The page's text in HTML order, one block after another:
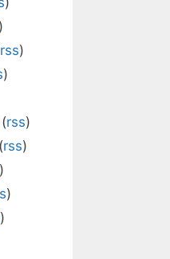
)
rss)
)
(rss)
(rss)
)
)
)